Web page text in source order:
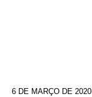
6 DE MARÇO DE 2020